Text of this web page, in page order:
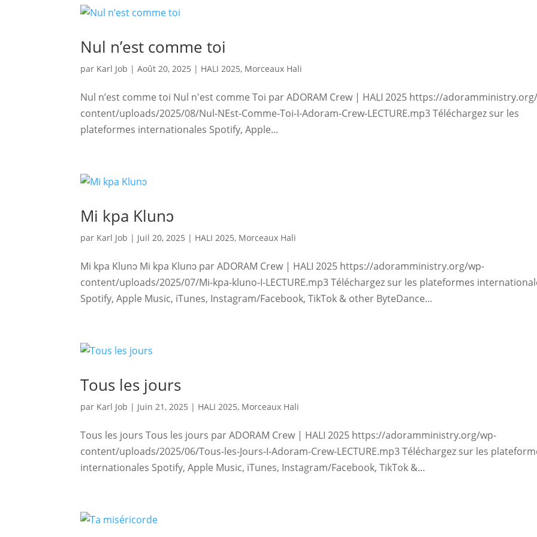
Nul n’est comme toi
par Karl Job |Août 20, 2025 | HALI 2025, Morceaux Hali
Nul n’est comme toi Nul n'est comme Toi par ADORAM Crew | HALI 2025 https://
content/uploads/2025/08/Nul-NEst-Comme-Toi-I-Adoram-Crew-LECTURE.mp3 Téléchargez sur les
plateformes internationales Spotify, Apple...
Mi kpa Klunɔ
par Karl Job | Juil 20, 2025 | HALI 2025, Morceaux Hali
Mi kpa Klunɔ Mi kpa Klunɔ par ADORAM Crew | HALI 2025 https://adoramministry.org/wp-
content/uploads/2025/07/Mi-kpa-kluno-I-LECTURE.mp3 Téléchargez sur les plateformes
Spotify, Apple Music, iTunes, Instagram/Facebook, TikTok & other ByteDance...
Tous les jours
par Karl Job | Juin 21, 2025 | HALI 2025, Morceaux Hali
Tous les jours Tous les jours par ADORAM Crew | HALI 2025 https://adoramministry.org/wp-
content/uploads/2025/06/Tous-les-Jours-I-Adoram-Crew-LECTURE.mp3 Téléchargez sur les
internationales Spotify, Apple Music, iTunes, Instagram/Facebook, TikTok &...